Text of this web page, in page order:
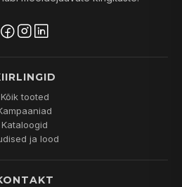
Kõik tooted
Kataloogid
ja lood